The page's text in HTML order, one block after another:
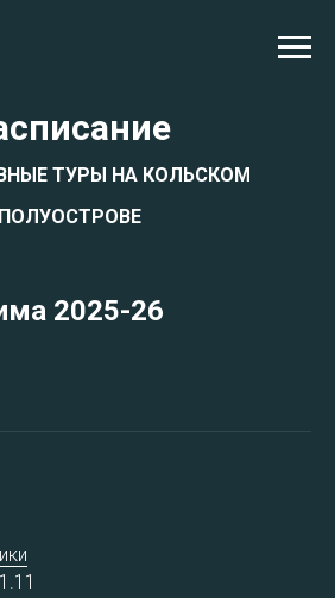
ТУРЫ НА КОЛЬСКОМ
ПОЛУОСТРОВЕ
2025-26